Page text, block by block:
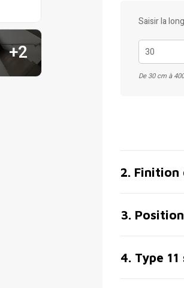
+2
Saisir la
De 30 cm à
2. Finition
3.
4. Type